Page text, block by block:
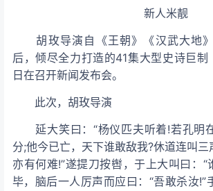
新人米靓
胡玫导演自《王朝》《汉武大地
后，倾尽全力打造的41集大型史诗巨制
日在召开新闻发布会。
此次，胡玫导演
延大笑曰：“杨仪匹夫听着!若孔明
分;他今已亡，天下谁敢敌我?休道连叫三
亦有何难!”遂提刀按辔，于上大叫曰：“
毕，脑后一人厉声而应曰：“吾敢杀汝!”